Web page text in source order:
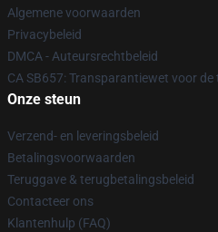
Algemene voorwaarden
Privacybeleid
DMCA - Auteursrechtbeleid
CA SB657: Transparantiewet voor
Onze steun
Verzend- en leveringsbeleid
Betalingsvoorwaarden
Teruggave & terugbetalingsbeleid
Contacteer ons
Klantenhulp (FAQ)